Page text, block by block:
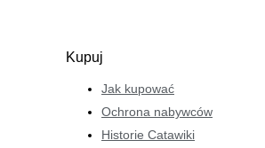
Kupuj
Jak kupować
Ochrona nabywców
Historie Catawiki